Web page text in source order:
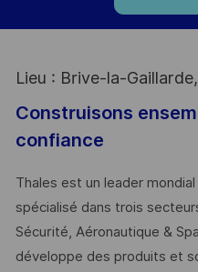
Lieu : Brive-la-
Construisons
confiance
Thales est un leader
spécialisé dans trois
Sécurité, Aéronautique &
développe des produits et